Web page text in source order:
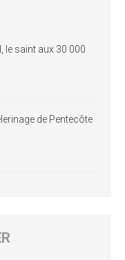
le saint aux 30 000
de Pentecôte